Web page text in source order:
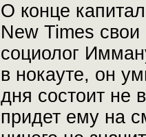
О конце
New Times
социолог
в нокауте, он
дня состоит не
придет ему на